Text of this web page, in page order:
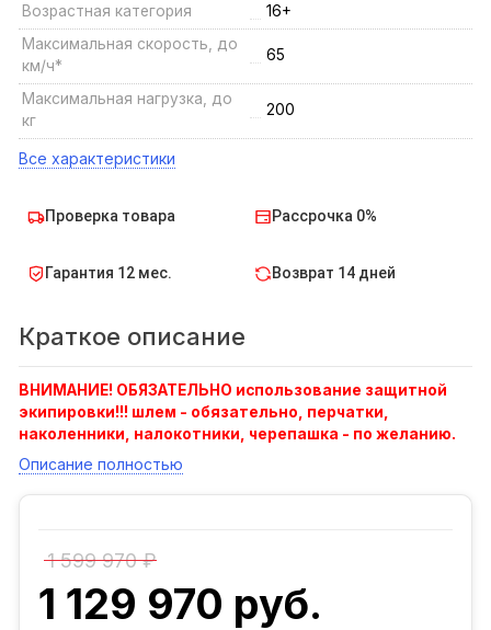
Возрастная категория
16+
Максимальная скорость, до
км/ч*
65
Максимальная нагрузка, до
кг
200
Все характеристики
Проверка товара Рассрочка 0%
Гарантия 12 мес. Возврат 14 дней
Краткое описание
ВНИМАНИЕ! ОБЯЗАТЕЛЬНО использование защитной
экипировки!!! шлем - обязательно,
перчатки,
наколенники, налокотники, черепашка - по желанию.
Описание полностью
1 599 970 ₽
1 129 970 руб.